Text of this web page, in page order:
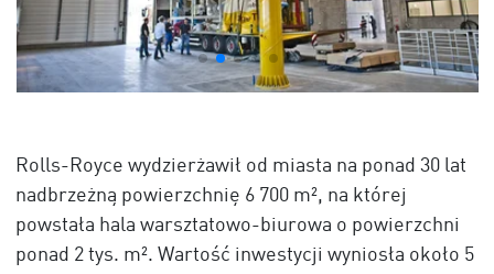
Rolls-Royce wydzierżawił od miasta na ponad 30 lat
nadbrzeżną powierzchnię 6 700 m², na której
powstała hala warsztatowo-biurowa o powierzchni
ponad 2 tys. m². Wartość inwestycji wyniosła około 5